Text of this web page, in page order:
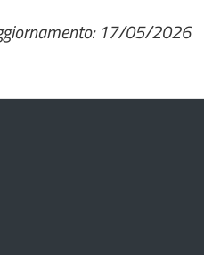
17/05/2026